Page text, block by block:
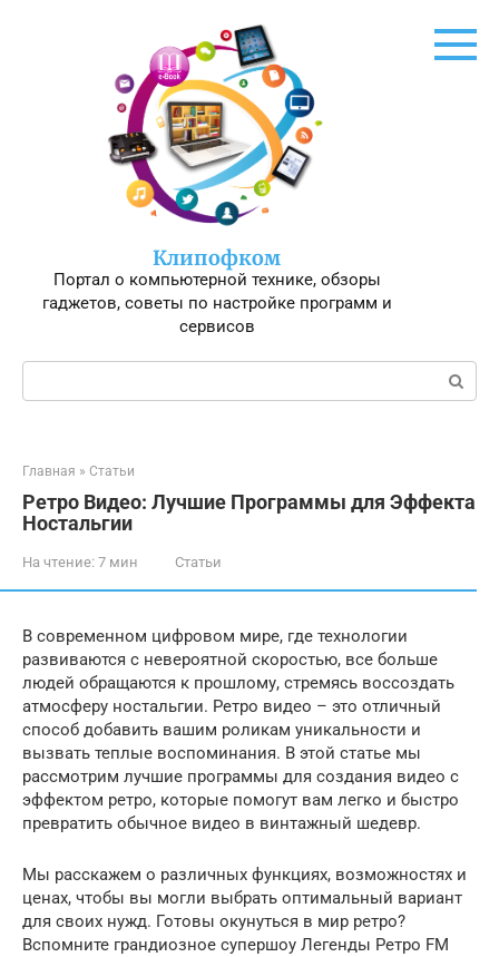
Клипофком
Портал о компьютерной технике, обзоры
гаджетов, советы по настройке программ и
сервисов
Поиск:
Главная » Статьи
Ретро Видео: Лучшие Программы для Эффекта
Ностальгии
На чтение: 7 мин Статьи
В современном цифровом мире, где технологии
развиваются с невероятной скоростью, все больше
людей обращаются к прошлому, стремясь воссоздать
атмосферу ностальгии. Ретро видео – это отличный
способ добавить вашим роликам уникальности и
вызвать теплые воспоминания. В этой статье мы
рассмотрим лучшие программы для создания видео с
эффектом ретро, которые помогут вам легко и быстро
превратить обычное видео в винтажный шедевр.
Мы расскажем о различных функциях, возможностях и
ценах, чтобы вы могли выбрать оптимальный вариант
для своих нужд. Готовы окунуться в мир ретро?
Вспомните грандиозное супершоу Легенды Ретро FM